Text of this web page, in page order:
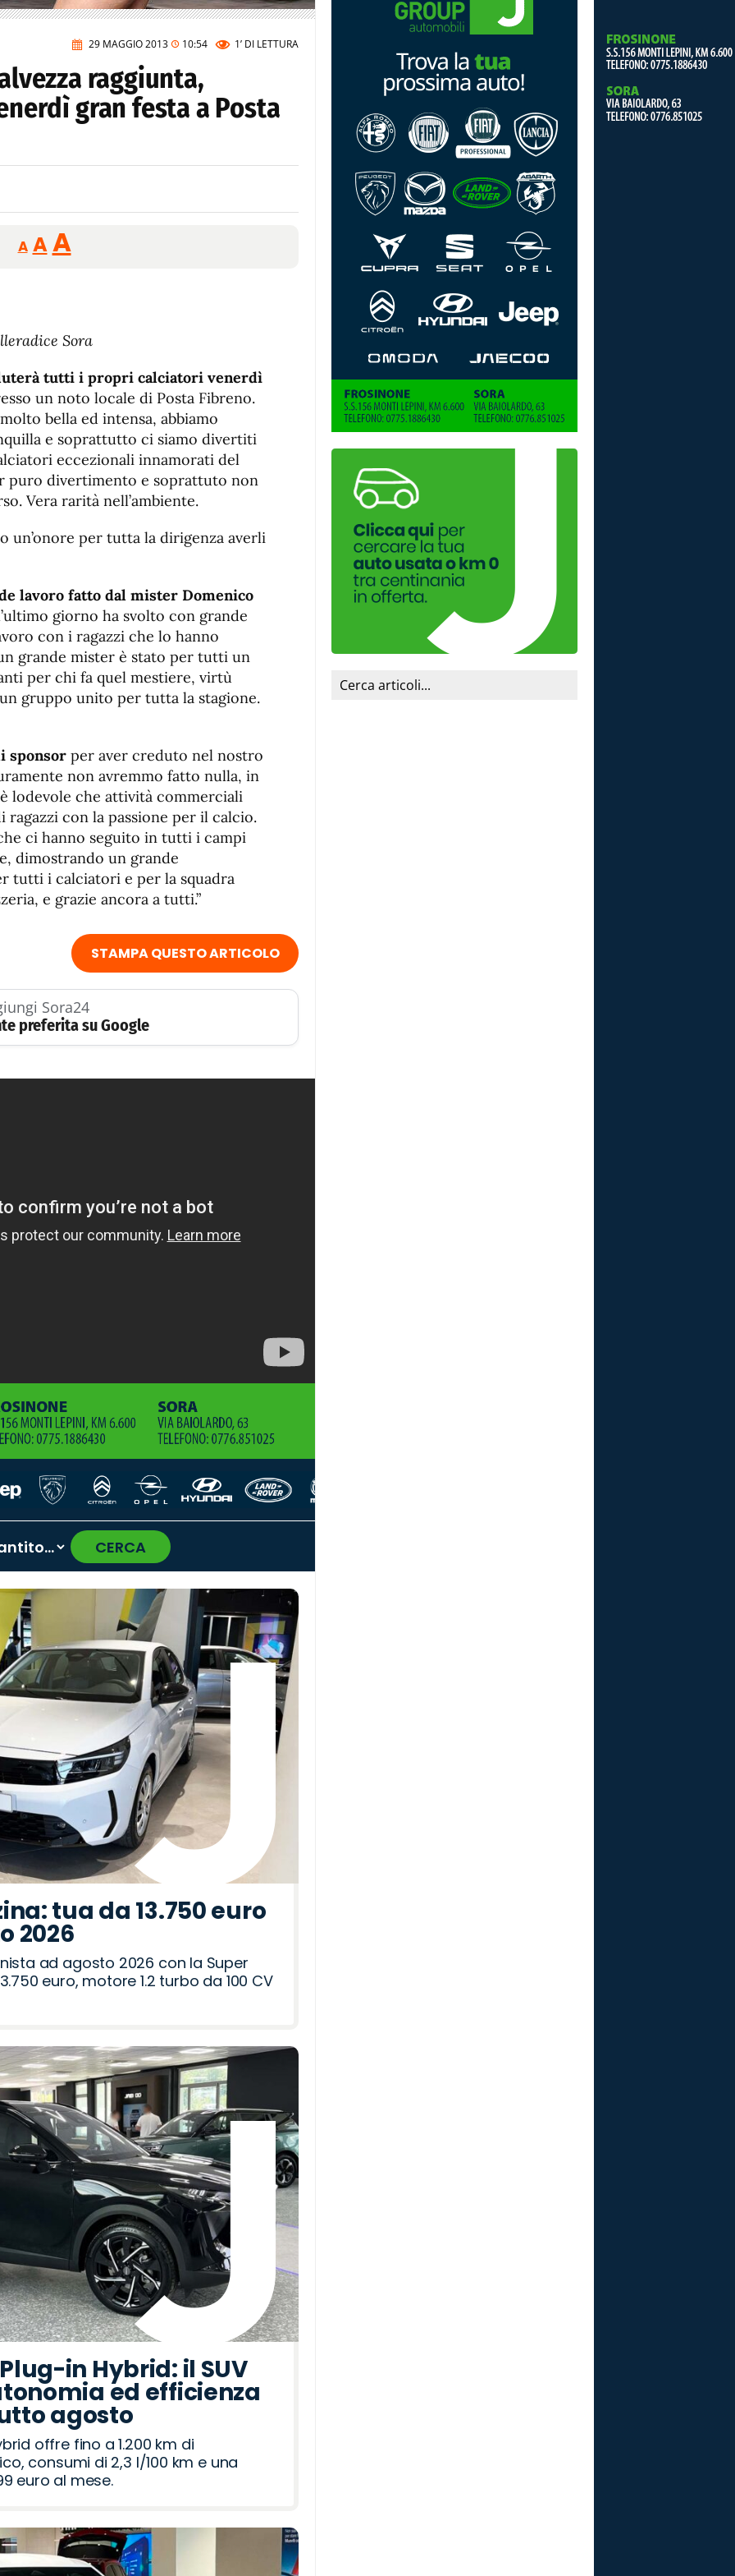
29 MAGGIO 2013 10:54 1’ DI LETTURA
raggiunta,
gran festa a Posta
A
Reducir
tamaño
A Restablecer
tamaño
AAumentar
fuente.
Sora
tutti i propri calciatori venerdì
un noto locale di Posta Fibreno.
bella ed intensa, abbiamo
e soprattutto ci siamo divertiti
eccezionali innamorati del
puro divertimento e soprattuto non
Vera rarità nell’ambiente.
un’onore per tutta la dirigenza averli
lavoro fatto dal mister Domenico
giorno ha svolto con grande
con i ragazzi che lo hanno
grande mister è stato per tutti un
per chi fa quel mestiere, virtù
gruppo unito per tutta la stagione.
sponsor per aver creduto nel nostro
non avremmo fatto nulla, in
lodevole che attività commerciali
con la passione per il calcio.
ci hanno seguito in tutti i campi
dimostrando un grande
tutti i calciatori e per la squadra
e grazie ancora a tutti.”
STAMPA QUESTO ARTICOLO
Sora24
preferita su Google
CERCA
›
tua da 13.750 euro
2026
ad agosto 2026 con la Super
euro, motore 1.2 turbo da 100 CV
in Hybrid: il SUV
ed efficienza
agosto
offre fino a 1.200 km di
consumi di 2,3 l/100 km e una
euro al mese.